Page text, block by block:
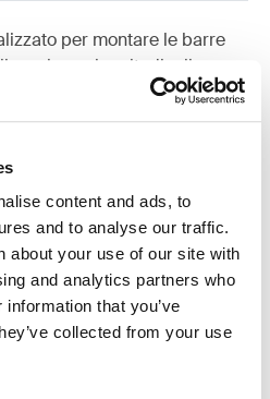
content and ads, to
and to analyse our traffic.
about your use of our site with
and analytics partners who
that you’ve
collected from your use
per montare le barre
con barre longitudinali.